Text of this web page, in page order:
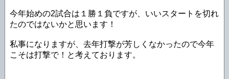
今年始めの2試合は１勝１負ですが、いいスタートを切れ
たのではないかと思います！
私事になりますが、去年打撃が芳しくなかったので今年
こそは打撃で！と考えております。